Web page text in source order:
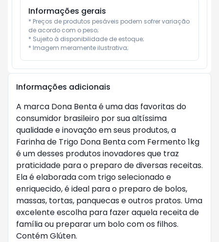
Informações gerais
* Preços de produtos pesáveis podem sofrer variação
de acordo com o peso;
* Sujeito à disponibilidade de estoque;
* Imagem meramente ilustrativa;
Informações adicionais
A marca Dona Benta é uma das favoritas do
consumidor brasileiro por sua altíssima
qualidade e inovação em seus produtos, a
Farinha de Trigo Dona Benta com Fermento 1kg
é um desses produtos inovadores que traz
praticidade para o preparo de diversas receitas.
Ela é elaborada com trigo selecionado e
enriquecido, é ideal para o preparo de bolos,
massas, tortas, panquecas e outros pratos. Uma
excelente escolha para fazer aquela receita de
família ou preparar um bolo com os filhos.
Contém Glúten.